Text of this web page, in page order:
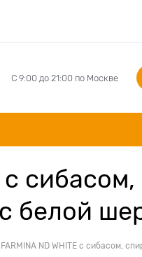
С 9:00 до 21:00 по Москве
с
белой
ND WHITE с сибасом,